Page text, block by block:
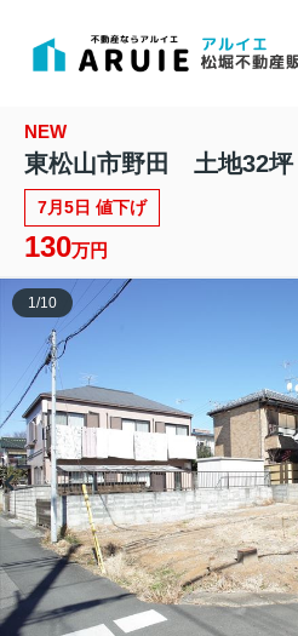
NEW
東松山市野田 土地32坪
7月5日 値下げ
130万円
1/10